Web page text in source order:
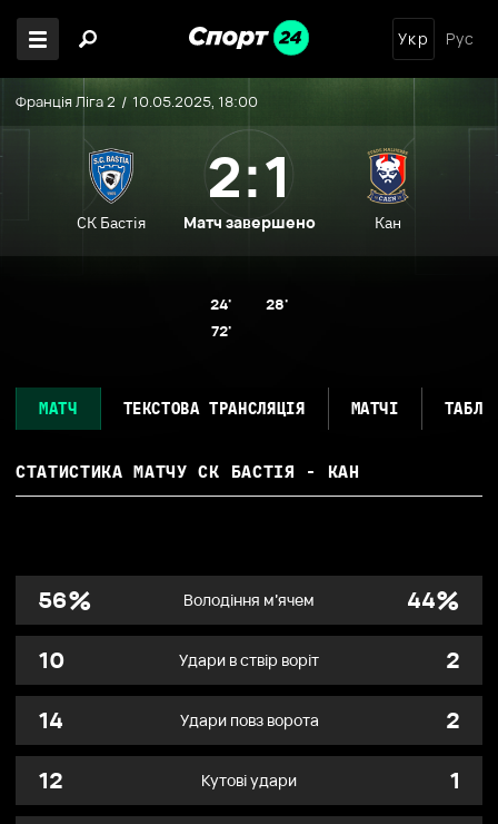
Укр Рус
Франція Ліга 2 10.05.2025, 18:00
СК Бастія
2:1
Матч завершено Кан
24'
72'
28'
МАТЧ ТЕКСТОВА ТРАНСЛЯЦІЯ МАТЧІ
СТАТИСТИКА МАТЧУСК БАСТІЯ - КАН
56% Володіння м’ячем 44%
10 Удари в ствір воріт
2
14
Удари повз ворота
2
12
Кутові удари
1